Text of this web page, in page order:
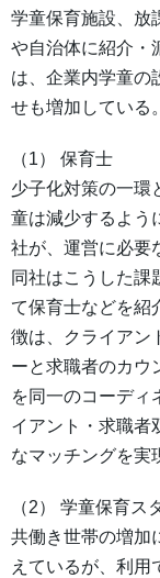
学童保育施設、放
や自治体に紹介・
は、企業内学童の
せも増加している。
（1） 保育士
少子化対策の一環
童は減少するよう
社が、運営に必要
同社はこうした課
て保育士などを紹
徴は、クライアン
ーと求職者のカウ
を同一のコーディ
イアント・求職者
なマッチングを実
（2） 学童保育ス
共働き世帯の増加
えているが、利用